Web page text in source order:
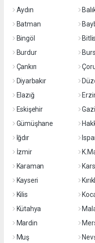
Aydın
Batman
Bingöl
Bitlis
Burdur
Çankırı
Diyarbakır
Elazığ
Eskişehir
Gümüşhane
Iğdır
İzmir
Karaman
Kars
Kayseri
Kilis
Kütahya
Mardin
Muş